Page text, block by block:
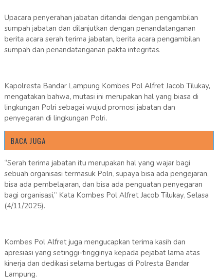
Upacara penyerahan jabatan ditandai dengan pengambilan
sumpah jabatan dan dilanjutkan dengan penandatanganan
berita acara serah terima jabatan, berita acara pengambilan
sumpah dan penandatanganan pakta integritas.
Kapolresta Bandar Lampung Kombes Pol Alfret Jacob Tilukay,
mengatakan bahwa, mutasi ini merupakan hal yang biasa di
lingkungan Polri sebagai wujud promosi jabatan dan
penyegaran di lingkungan Polri.
BACA JUGA
“Serah terima jabatan itu merupakan hal yang wajar bagi
sebuah organisasi termasuk Polri, supaya bisa ada pengejaran,
bisa ada pembelajaran, dan bisa ada penguatan penyegaran
bagi organisasi,” Kata Kombes Pol Alfret Jacob Tilukay, Selasa
(4/11/2025).
Kombes Pol Alfret juga mengucapkan terima kasih dan
apresiasi yang setinggi-tingginya kepada pejabat lama atas
kinerja dan dedikasi selama bertugas di Polresta Bandar
Lampung.